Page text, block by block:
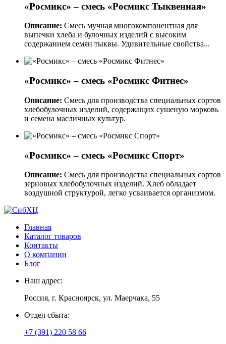
«Росмикс» – смесь «Росмикс Тыквенная»
Описание: Смесь мучная многокомпонентная для
выпечки хлеба и булочных изделий с высоким
содержанием семян тыквы. Удивительные свойства...
«Росмикс» – смесь «Росмикс Фитнес»
Описание: Смесь для производства специальных сортов
хлебобулочных изделий, содержащих сушеную морковь
и семена масличных культур.
«Росмикс» – смесь «Росмикс Спорт»
Описание: Смесь для производства специальных сортов
зерновых хлебобулочных изделий. Хлеб обладает
воздушной структурой, легко усваивается организмом.
Главная
Каталог товаров
Контакты
О компании
Блог
Наш адрес:
Россия, г. Красноярск, ул. Маерчака, 55
Отдел сбыта:
+7 (391) 220 58 66